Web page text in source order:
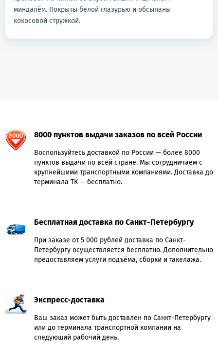
миндалём. Покрыты белой глазурью и обсыпаны
кокосовой стружкой.
8000 пунктов выдачи заказов по всей России
Воспользуйтесь доставкой по России — более 8000
пунктов выдачи по всей стране. Мы сотрудничаем с
крупнейшими транспортными компаниями. Доставка до
терминала ТК — бесплатно.
Бесплатная доставка по Санкт-Петербургу
При заказе от 5 000 рублей доставка по Санкт-
Петербургу осуществляется бесплатно. Дополнительно
предоставляем услуги подъёма, сборки и такелажа.
Экспресс-доставка
Ваш заказ может быть доставлен по Санкт-Петербургу
или до терминала транспортной компании на
следующий рабочий день.